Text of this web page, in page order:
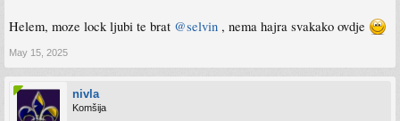
Helem, moze lock ljubi te brat @selvin , nema hajra svakako ovdje
May 15, 2025
nivla
Komšija